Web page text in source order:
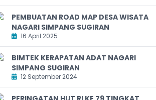
PEMBUATAN ROAD MAP DESA WISATA
NAGARI SIMPANG SUGIRAN
16 April 2025
BIMTEK KERAPATAN ADAT NAGARI
SIMPANG SUGIRAN
12 September 2024